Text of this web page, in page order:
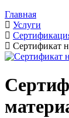
Главная
Услуги
Сертификат